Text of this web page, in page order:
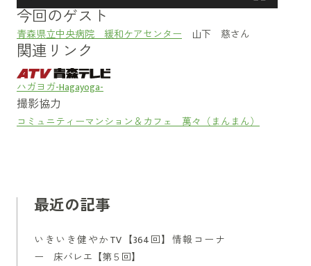
今回のゲスト
青森県立中央病院 緩和ケアセンター 山下 慈さん
関連リンク
ハガヨガ-Hagayoga-
撮影協力
コミュニティーマンション＆カフェ 萬々（まんまん）
最近の記事
いきいき健やかTV【364回】情報コーナ
ー 床バレエ【第５回】